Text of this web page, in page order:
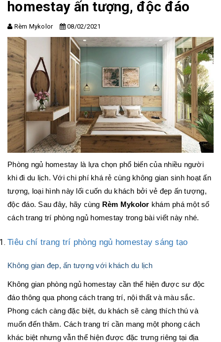
homestay ấn tượng, độc đáo
Rèm Mykolor 08/02/2021
Phòng ngủ homestay là lựa chọn phổ biến của nhiều người
khi đi du lịch. Với chi phí khá rẻ cùng không gian sinh hoạt ấn
tượng, loại hình này lối cuốn du khách bởi vẻ đẹp ấn tượng,
độc đáo. Sau đây, hãy cùng Rèm Mykolor khám phá một số
cách trang trí phòng ngủ homestay trong bài viết này nhé.
Tiêu chí trang trí phòng ngủ homestay sáng tạo
Không gian đẹp, ấn tượng với khách du lịch
Không gian phòng ngủ homestay cần thể hiện được sư độc
đáo thông qua phong cách trang trí, nội thất và màu sắc.
Phong cách càng đặc biệt, du khách sẽ càng thích thú và
muốn đến thăm. Cách trang trí cần mang một phong cách
khác biệt nhưng vẫn thể hiện được đặc trưng riêng tại địa